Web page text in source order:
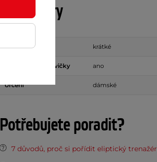
Parametry
Délka kraťasů krátké
Kompresní nohavičky ano
Určení dámské
Potřebujete poradit?
7 důvodů, proč si pořídit eliptický trenažér